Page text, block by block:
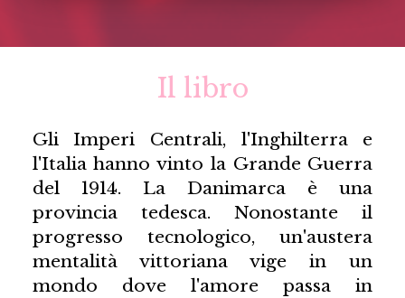
Il libro
Gli Imperi Centrali, l'Inghilterra e
l'Italia hanno vinto la Grande Guerra
del 1914. La Danimarca è una
provincia tedesca. Nonostante il
progresso tecnologico, un'austera
mentalità vittoriana vige in un
mondo dove l'amore passa in